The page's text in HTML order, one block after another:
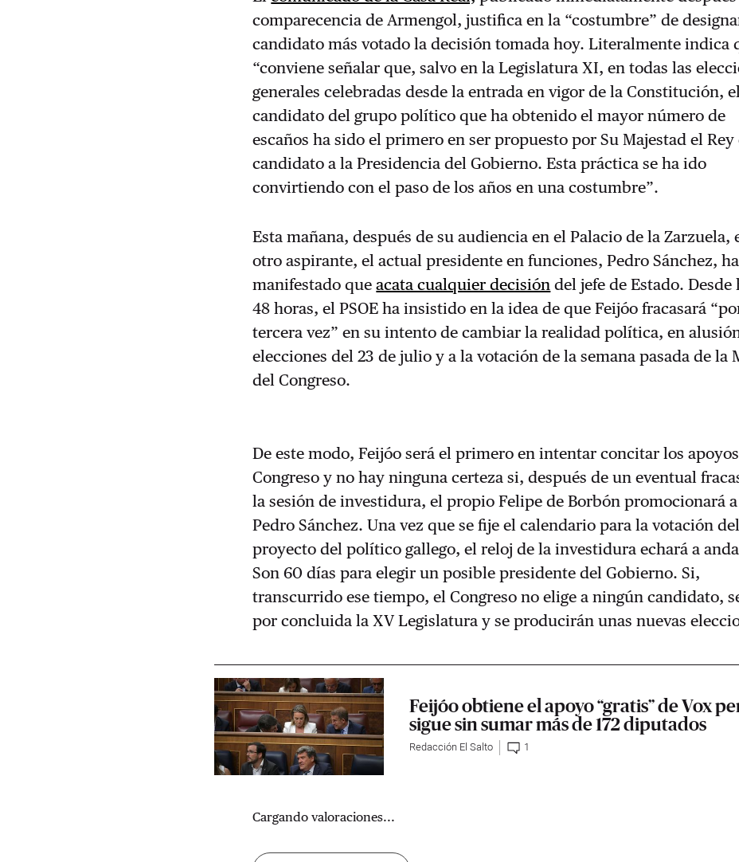
comparecencia de Armengol, justifica en la “costumbre” de
candidato más votado la decisión tomada hoy. Literalmente indica
“conviene señalar que, salvo en la Legislatura XI, en todas las
generales celebradas desde la entrada en vigor de la Constitución,
candidato del grupo político que ha obtenido el mayor número de
escaños ha sido el primero en ser propuesto por Su Majestad el Rey
candidato a la Presidencia del Gobierno. Esta práctica se ha ido
convirtiendo con el paso de los años en una costumbre”.
Esta mañana, después de su audiencia en el Palacio de la Zarzuela,
otro aspirante, el actual presidente en funciones, Pedro Sánchez, ha
manifestado queacata cualquier decisión del jefe de Estado. Desde
48 horas, el PSOE ha insistido en la idea de que Feijóo fracasará
tercera vez” en su intento de cambiar la realidad política, en
elecciones del 23 de julio y a la votación de la semana pasada de la
del Congreso.
De este modo, Feijóo será el primero en intentar concitar los
Congreso y no hay ninguna certeza si, después de un eventual
la sesión de investidura, el propio Felipe de Borbón promocionará a
Pedro Sánchez. Una vez que se fije el calendario para la votación del
proyecto del político gallego, el reloj de la investidura echará a
Son 60 días para elegir un posible presidente del Gobierno. Si,
transcurrido ese tiempo, el Congreso no elige a ningún candidato,
por concluida la XV Legislatura y se producirán unas nuevas
Feijóo obtiene el apoyo “gratis” de Vox
sigue sin sumar más de 172 diputados
Redacción El Salto 1
Cargando valoraciones...